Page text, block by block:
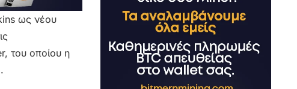
ως νέου
του οποίου η